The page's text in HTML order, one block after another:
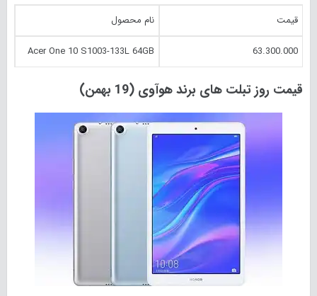
قیمت نام محصول
63.300.000
Acer One 10 S1003-133L 64GB
قیمت روز تبلت های برند هوآوی (19 بهمن)